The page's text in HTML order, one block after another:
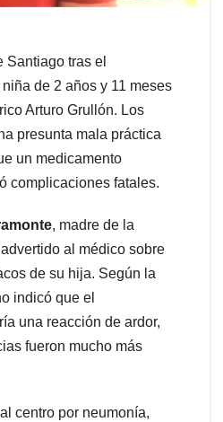
Santiago tras el
de 2 años y 11 meses
Arturo Grullón. Los
presunta mala práctica
un medicamento
complicaciones fatales.
, madre de la
al médico sobre
de su hija. Según la
indicó que el
una reacción de ardor,
fueron mucho más
centro por neumonía,